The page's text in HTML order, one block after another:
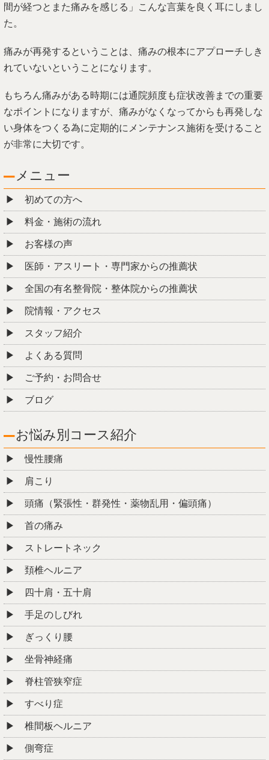
間が経つとまた痛みを感じる」こんな言葉を良く耳にしまし
た。
痛みが再発するということは、痛みの根本にアプローチしき
れていないということになります。
もちろん痛みがある時期には通院頻度も症状改善までの重要
なポイントになりますが、痛みがなくなってからも再発しな
い身体をつくる為に定期的にメンテナンス施術を受けること
が非常に大切です。
メニュー
初めての方へ
料金・施術の流れ
お客様の声
医師・アスリート・専門家からの推薦状
全国の有名整骨院・整体院からの推薦状
院情報・アクセス
スタッフ紹介
よくある質問
ご予約・お問合せ
ブログ
お悩み別コース紹介
慢性腰痛
肩こり
頭痛（緊張性・群発性・薬物乱用・偏頭痛）
首の痛み
ストレートネック
頚椎ヘルニア
四十肩・五十肩
手足のしびれ
ぎっくり腰
坐骨神経痛
脊柱管狭窄症
すべり症
椎間板ヘルニア
側弯症